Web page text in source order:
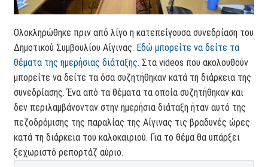
Ολοκληρώθηκε πριν από λίγο η κατεπείγουσα συνεδρίαση του
Δημοτικού Συμβουλίου Αίγινας. Εδώ μπορείτε να δείτε τα
θέματα της ημερήσιας διάταξης. Στα videos που ακολουθούν
μπορείτε να δείτε τα όσα συζητήθηκαν κατά τη διάρκεια της
συνεδρίασης. Ένα από τα θέματα τα οποία συζητήθηκαν και
δεν περιλαμβάνονταν στην ημερήσια διάταξη ήταν αυτό της
πεζοδρόμισης της παραλίας της Αίγινας τις βραδυνές ώρες
κατά τη διάρκεια του καλοκαιριού. Για το θέμα θα υπάρξει
ξεχωριστό ρεπορτάζ αύριο.